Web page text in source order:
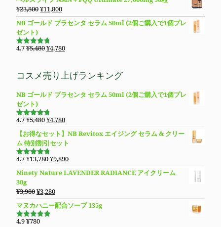
た。
¥8,850
で
し
た。
は
¥8,490
で
価
格
は
で
し
の
格
¥23,800元
の
価
格
は
し
¥11,800現
在
の
格
で
NB ゴールド プラセンタ セラム 50ml (2個ご購入で1個プレ
ゼント)
5段階で
4.7¥5,480元
格
¥5,480
し
た。
¥4,780現
価
は
す。
コスメ売り上げランキング
NB ゴールド プラセンタ セラム 50ml (2個ご購入で1個プレ
ゼント)
5段階で
価
4.7¥5,480元
価
格
は
で
た。
¥4,780現
の
価
格
¥4,780
【お得なセット】NB Revitox エイジング セラム & クリー
ム 特別割引セット
5段階で
価
4.7¥13,780元
価
は
¥13,780
で
¥9,890現
の
は
Ninety Nature LAVENDER RADIANCE アイクリーム
30g
¥3,980元
価
格
¥3,280現
在
の
マヌカハニー配合ソープ 135g
5段階で
4.9¥780